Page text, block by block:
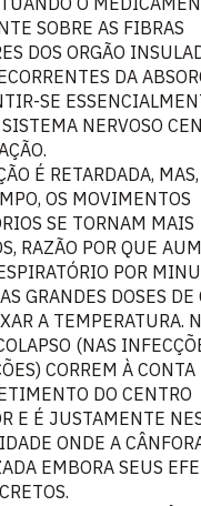
SOBRE AS FIBRAS
DOS ORGÃO
DA
SE
NERVOSO
É RETARDADA,
OS MOVIMENTOS
SE TORNAM MAIS
RAZÃO POR QUE
POR
GRANDES DOSES DE
A TEMPERATURA.
(NAS
CORREM À CONTA
DO CENTRO
E É JUSTAMENTE
ONDE A
EMBORA SEUS